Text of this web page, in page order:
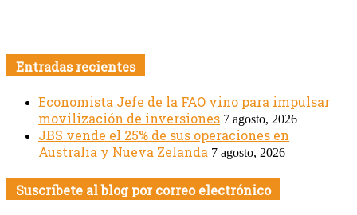
Entradas recientes
Economista Jefe de la FAO vino para impulsar
movilización de inversiones 7 agosto, 2026
JBS vende el 25% de sus operaciones en
Australia y Nueva Zelanda 7 agosto, 2026
Suscríbete al blog por correo electrónico